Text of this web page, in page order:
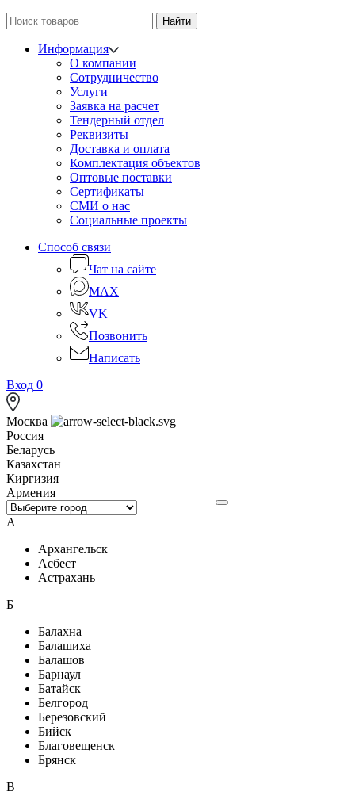
Найти
Информация
О компании
Сотрудничество
Услуги
Заявка на расчет
Тендерный отдел
Реквизиты
Доставка и оплата
Комплектация объектов
Оптовые поставки
Сертификаты
СМИ о нас
Социальные проекты
Способ связи
Чат на сайте
MAX
VK
Позвонить
Написать
Вход 0
Москва
Россия
Беларусь
Казахстан
Киргизия
Армения
А
Архангельск
Асбест
Астрахань
Б
Балахна
Балашиха
Балашов
Барнаул
Батайск
Белгород
Березовский
Бийск
Благовещенск
Брянск
В